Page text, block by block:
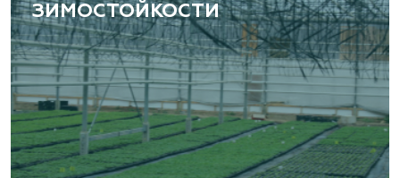
«ВЕНЕВ» питомник растений
Тульская область, Венёвский р-н, село
Борщевое, улица Лесная, д. 13
8 963 224 87 99
https://www.venev1.ru/
ЗИМОСТОЙКОСТИ